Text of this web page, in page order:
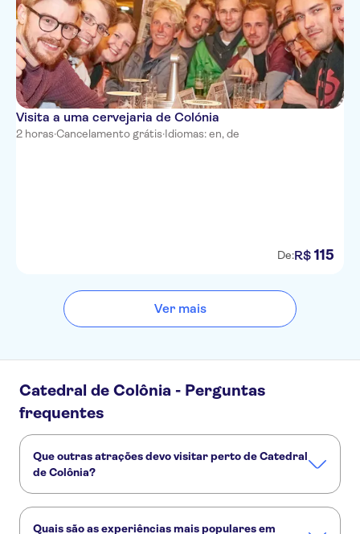
Visita a uma cervejaria de Colónia
2 horas·Cancelamento grátis·Idiomas: en, de
De:R$ 115
Ver mais
Catedral de Colônia - Perguntas
frequentes
Que outras atrações devo visitar perto de Catedral
de Colônia?
Quais são as experiências mais populares em